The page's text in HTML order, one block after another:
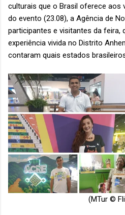
culturais que o Brasil oferece aos
do evento (23.08), a Agência de
participantes e visitantes da feira,
experiência vivida no Distrito
contaram quais estados
(MTur ©